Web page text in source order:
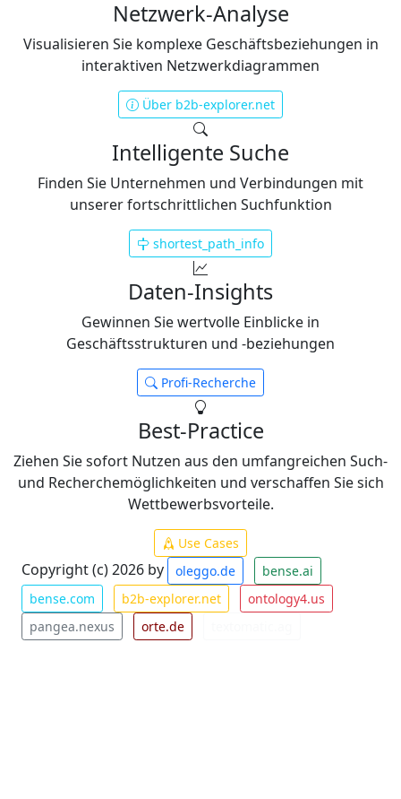
Netzwerk-Analyse
Visualisieren Sie komplexe Geschäftsbeziehungen in
interaktiven Netzwerkdiagrammen
Über b2b-explorer.net
Intelligente Suche
Finden Sie Unternehmen und Verbindungen mit
unserer fortschrittlichen Suchfunktion
shortest_path_info
Daten-Insights
Gewinnen Sie wertvolle Einblicke in
Geschäftsstrukturen und -beziehungen
Profi-Recherche
Best-Practice
Ziehen Sie sofort Nutzen aus den umfangreichen Such-
und Recherchemöglichkeiten und verschaffen Sie sich
Wettbewerbsvorteile.
Use Cases
Copyright (c) 2026 by oleggo.de
bense.ai
bense.com
b2b-explorer.net
ontology4.us
pangea.nexus
orte.de